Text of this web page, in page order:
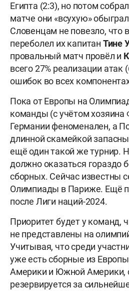
Египта (2:3), но потом
матче они «всухую»
Словенцам не повезло, что
переболел их капитан Тине
провальный матч провёл и
всего 27% реализации атак
ошибок во всех
Пока от Европы на
команды (с учётом хозяина
Германии феноменален, а
длинной скамейкой
ещё один такой же турнир.
должно оказаться гораздо
сборных. Сейчас известны
Олимпиады в Париже. Ещё
после Лиги наций-2024.
Приоритет будет у команд,
не представлены на
Учитывая, что среди
уже есть сборные из
Америки и Южной Америки,
резервируется за